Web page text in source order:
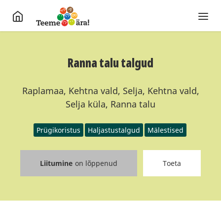
Ranna talu talgud
Raplamaa, Kehtna vald, Selja, Kehtna vald,
Selja küla, Ranna talu
Prügikoristus Haljastustalgud Mälestised
Liitumine on lõppenud Toeta